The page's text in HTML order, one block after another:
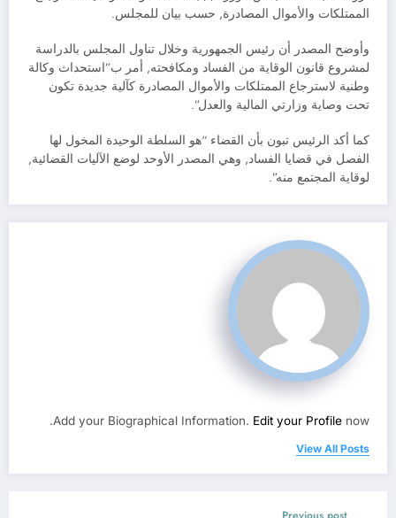
الممتلكات والأموال المصادرة, حسب بيان للمجلس.
وأوضح المصدر أن رئيس الجمهورية وخلال تناول المجلس بالدراسة
لمشروع قانون الوقاية من الفساد ومكافحته, أمر ب”استحداث وكالة
وطنية لاسترجاع الممتلكات والأموال المصادرة كآلية جديدة تكون
تحت وصاية وزارتي المالية والعدل”.
كما أكد الرئيس تبون بأن القضاء “هو السلطة الوحيدة المخول لها
الفصل في قضايا الفساد, وهي المصدر الأوحد لوضع الآليات القضائية,
لوقاية المجتمع منه”.
Add your Biographical Information. Edit your Profile now.
View All Posts